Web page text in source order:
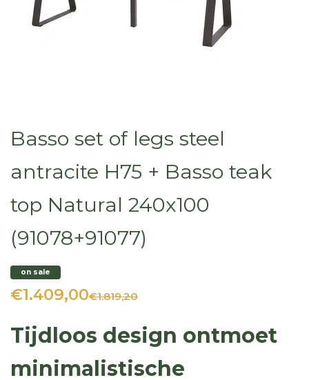
Basso set of legs steel
antracite H75 + Basso teak
top Natural 240x100
(91078+91077)
on sale
€1.409,00€1.819,20
Tijdloos design ontmoet
minimalistische